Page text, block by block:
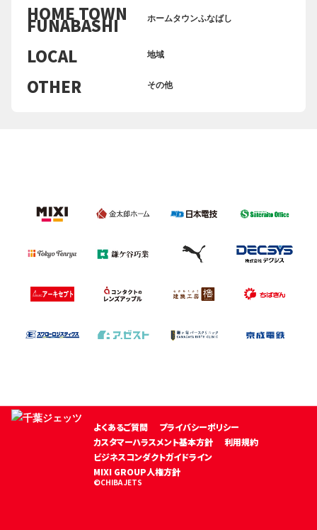
タイルで何度も試作試食を繰り返したフレッシュ
全てハンドメイドのため完売御免！コロナビール
やコーラとどうぞ！
主なメニュー:タコス
HOME TOWN
FUNABASHI ホームタウンふなばし
LOCAL 地域
OTHER その他
よくあるご質問
プライバシーポリシー
カスタマーハラスメント基本方針
利用規約
ビジネスコンダクトガイドライン
MIXI GROUP人権方針
©CHIBA JETS